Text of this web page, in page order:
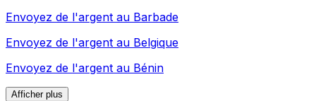
Envoyez de l'argent au Barbade
Envoyez de l'argent au Belgique
Envoyez de l'argent au Bénin
Afficher plus